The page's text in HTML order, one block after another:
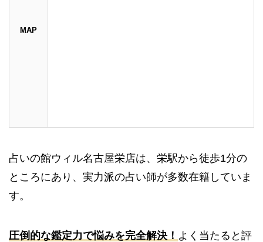
MAP
占いの館ウィル名古屋栄店は、栄駅から徒歩1分の
ところにあり、実力派の占い師が多数在籍していま
す。
圧倒的な鑑定力で悩みを完全解決！ よく当たると評